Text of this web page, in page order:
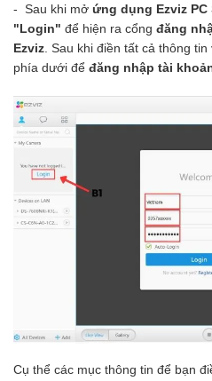
- Sau khi mở ứng dụng Ezviz PC
"Login" để hiện ra cổng đăng
Ezviz . Sau khi điền tất cả thông
phía dưới để đăng nhập tài
Cụ thể các mục thông tin để bạn